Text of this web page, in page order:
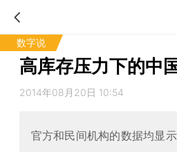
数字说
高库存压力下的中
2014年08月20日 10:54
官方和民间机构的数据均显